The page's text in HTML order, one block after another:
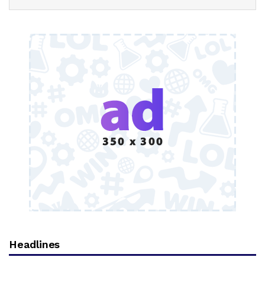
Headlines